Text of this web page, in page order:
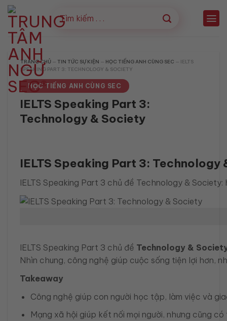
Bỏ
qua
nội
dung
TRANG CHỦ — TIN TỨC SỰ KIỆN — HỌC TIẾNG ANH CÙNG SEC — IELTS
SPEAKING PART 3: TECHNOLOGY & SOCIETY
HỌC TIẾNG ANH CÙNG SEC
IELTS Speaking Part 3:
Technology & Society
IELTS Speaking Part 3: Technology
IELTS Speaking Part 3 chủ đề Technology &
IELTS Speaking Part 3 chủ đề Technology &
Nhìn chung, công nghệ giúp cuộc sống tiện lợi hơn,
Takeaway
Công nghệ giúp con người học tập, làm việc và
Mạng xã hội giúp kết nối mọi người, nhưng cũng